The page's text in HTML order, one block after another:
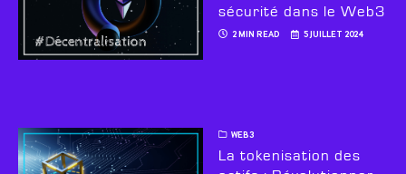
sécurité dans le Web3
2 MIN READ 5 JUILLET 2024
WEB3
La tokenisation des